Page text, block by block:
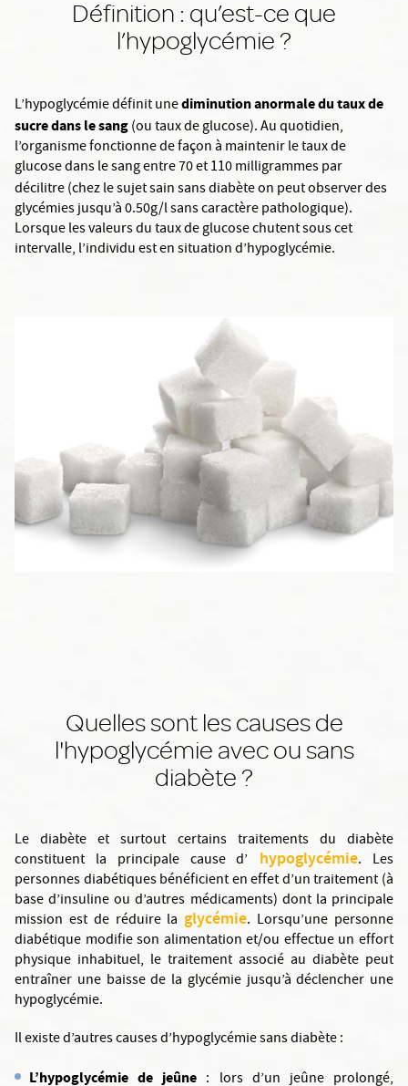
Définition : qu’est-ce que
l’hypoglycémie ?
L’hypoglycémie définit unediminution anormale du taux de
sucre dans le sang(ou taux de glucose). Au quotidien,
l’organisme fonctionne de façon à maintenir le taux de
glucose dans le sang entre 70 et 110 milligrammes par
décilitre(chez le sujet sain sans diabète on peut observer des
glycémies jusqu’à 0.50g/l sans caractère pathologique).
Lorsque les valeurs du taux de glucose chutent sous cet
intervalle, l’individu est en situation d’hypoglycémie.
Quelles sont les causes de
l'hypoglycémie avec ou sans
diabète ?
Le diabète et surtout certains traitements du diabète
constituent la principale cause d’
hypoglycémie. Les
personnes diabétiques bénéficient en effet d’un traitement (à
base d’insuline ou d’autres médicaments) dont la principale
mission est de réduire laglycémie. Lorsqu’une personne
diabétique modifie son alimentation et/ou effectue un effort
physique inhabituel, le traitement associé au diabète peut
entraîner une baisse de la glycémie jusqu’à déclencher une
hypoglycémie.
Il existe d’autres causes d’hypoglycémie sans diabète :
L’hypoglycémie de jeûne : lors d’un jeûne prolongé,